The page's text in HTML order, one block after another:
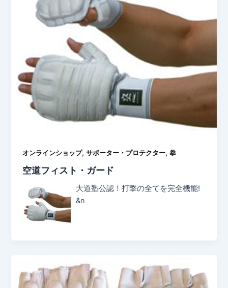
オンラインショップ,サポーター・プロテクター,拳
空道フィスト・ガード
大道塾公認！打撃の全てを完全機能!
&n